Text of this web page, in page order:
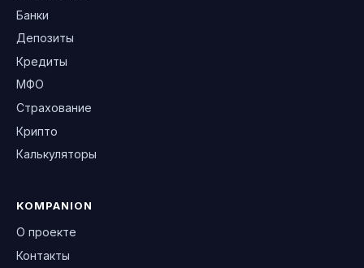
Банки
Депозиты
Кредиты
МФО
Страхование
Крипто
Калькуляторы
KOMPANION
О проекте
Контакты